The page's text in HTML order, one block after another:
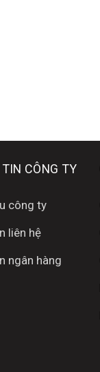
CÔNG TY
công ty
liên hệ
ngân hàng